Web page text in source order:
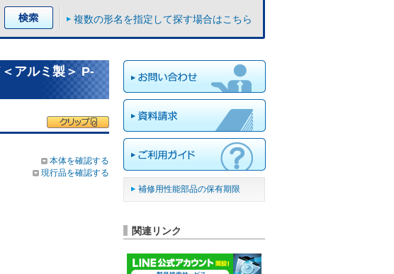
複数の形名を指定して探す場合はこちら
アルミ製＞ P-
本体を確認する
現行品を確認する
補修用性能部品の保有期限
関連リンク